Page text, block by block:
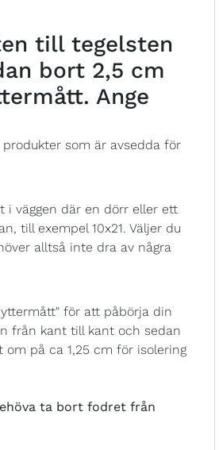
till tegelsten
bort 2,5 cm
Ange
som är avsedda för
i väggen där en dörr eller ett
till exempel 10x21. Väljer du
alltså inte dra av några
för att påbörja din
från kant till kant och sedan
på ca 1,25 cm för isolering
ta bort fodret från